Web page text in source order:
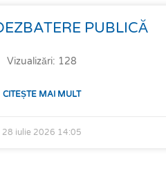
PUBLICĂ
Vizualizări: 128
CITEȘTE MAI MULT
28 iulie 2026 14:05